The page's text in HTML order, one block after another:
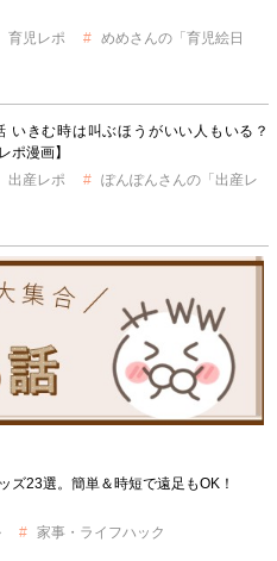
育児レポ
めめさんの「育児絵日
いきむ時は叫ぶほうがいい人もいる？
ポ漫画】
出産レポ
ぽんぽんさんの「出産レ
ズ23選。簡単＆時短で遠足もOK！
家事・ライフハック